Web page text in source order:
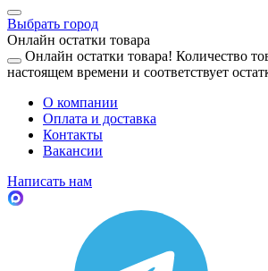
Выбрать город
Онлайн остатки товара
Онлайн остатки товара! Количество
настоящем времени и соответствует
О компании
Оплата и доставка
Контакты
Вакансии
Написать нам